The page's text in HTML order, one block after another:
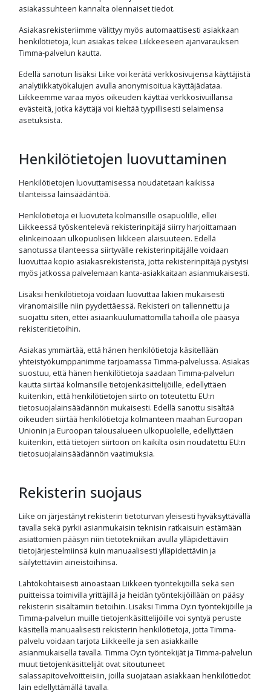
asiakassuhteen kannalta olennaiset tiedot.
Asiakasrekisteriimme välittyy myös automaattisesti asiakkaan
henkilötietoja, kun asiakas tekee Liikkeeseen ajanvarauksen
Timma-palvelun kautta.
Edellä sanotun lisäksi Liike voi kerätä verkkosivujensa käyttäjistä
analytiikkatyökalujen avulla anonymisoitua käyttäjädataa.
Liikkeemme varaa myös oikeuden käyttää verkkosivuillansa
evästeitä, jotka käyttäjä voi kieltää tyypillisesti selaimensa
asetuksista.
Henkilötietojen luovuttaminen
Henkilötietojen luovuttamisessa noudatetaan kaikissa
tilanteissa lainsäädäntöä.
Henkilötietoja ei luovuteta kolmansille osapuolille, ellei
Liikkeessä työskentelevä rekisterinpitäjä siirry harjoittamaan
elinkeinoaan ulkopuolisen liikkeen alaisuuteen. Edellä
sanotussa tilanteessa siirtyvälle rekisterinpitäjälle voidaan
luovuttaa kopio asiakasrekisteristä, jotta rekisterinpitäjä pystyisi
myös jatkossa palvelemaan kanta-asiakkaitaan asianmukaisesti.
Lisäksi henkilötietoja voidaan luovuttaa lakien mukaisesti
viranomaisille niin pyydettäessä. Rekisteri on tallennettu ja
suojattu siten, ettei asiaankuulumattomilla tahoilla ole pääsyä
rekisteritietoihin.
Asiakas ymmärtää, että hänen henkilötietoja käsitellään
yhteistyökumppanimme tarjoamassa Timma-palvelussa. Asiakas
suostuu, että hänen henkilötietoja saadaan Timma-palvelun
kautta siirtää kolmansille tietojenkäsittelijöille, edellyttäen
kuitenkin, että henkilötietojen siirto on toteutettu EU:n
tietosuojalainsäädännön mukaisesti. Edellä sanottu sisältää
oikeuden siirtää henkilötietoja kolmanteen maahan Euroopan
Unionin ja Euroopan talousalueen ulkopuolelle, edellyttäen
kuitenkin, että tietojen siirtoon on kaikilta osin noudatettu EU:n
tietosuojalainsäädännön vaatimuksia.
Rekisterin suojaus
Liike on järjestänyt rekisterin tietoturvan yleisesti hyväksyttävällä
tavalla sekä pyrkii asianmukaisin teknisin ratkaisuin estämään
asiattomien pääsyn niin tietotekniikan avulla ylläpidettäviin
tietojärjestelmiinsä kuin manuaalisesti ylläpidettäviin ja
säilytettäviin aineistoihinsa.
Lähtökohtaisesti ainoastaan Liikkeen työntekijöillä sekä sen
puitteissa toimivilla yrittäjillä ja heidän työntekijöillään on pääsy
rekisterin sisältämiin tietoihin. Lisäksi Timma Oy:n työntekijöille ja
Timma-palvelun muille tietojenkäsittelijöille voi syntyä peruste
käsitellä manuaalisesti rekisterin henkilötietoja, jotta Timma-
palvelu voidaan tarjota Liikkeelle ja sen asiakkaille
asianmukaisella tavalla. Timma Oy:n työntekijät ja Timma-palvelun
muut tietojenkäsittelijät ovat sitoutuneet
salassapitovelvoitteisiin, joilla suojataan asiakkaan henkilötiedot
lain edellyttämällä tavalla.